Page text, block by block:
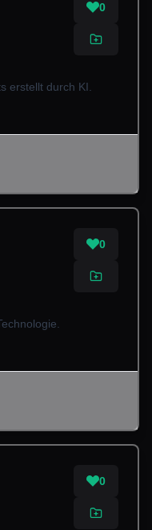
0
erstellt durch KI.
0
0